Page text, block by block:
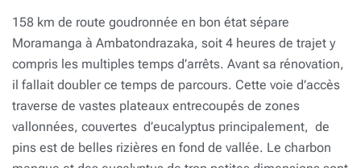
158 km de route goudronnée en bon état sépare
Moramanga à Ambatondrazaka, soit 4 heures de trajet y
compris les multiples temps d’arrêts. Avant sa rénovation,
il fallait doubler ce temps de parcours. Cette voie d’accès
traverse de vastes plateaux entrecoupés de zones
vallonnées, couvertes d’eucalyptus principalement, de
pins est de belles rizières en fond de vallée. Le charbon